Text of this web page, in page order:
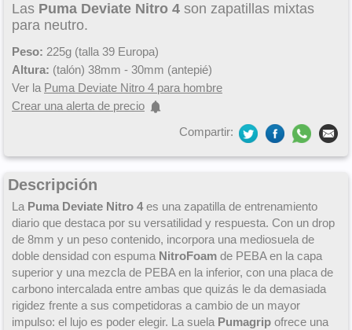
Las Puma Deviate Nitro 4 son zapatillas mixtas
para neutro.
Peso: 225g (talla 39 Europa)
Altura: (talón) 38mm - 30mm (antepié)
Ver la Puma Deviate Nitro 4 para hombre
Crear una alerta de precio
Compartir:
Descripción
La Puma Deviate Nitro 4es una zapatilla de entrenamiento
diario que destaca por su versatilidad y respuesta. Con un drop
de 8mm y un peso contenido, incorpora una mediosuela de
doble densidad con espuma NitroFoam de PEBA en la capa
superior y una mezcla de PEBA en la inferior, con una placa de
carbono intercalada entre ambas que quizás le da demasiada
rigidez frente a sus competidoras a cambio de un mayor
impulso: el lujo es poder elegir. La suela Pumagrip ofrece una